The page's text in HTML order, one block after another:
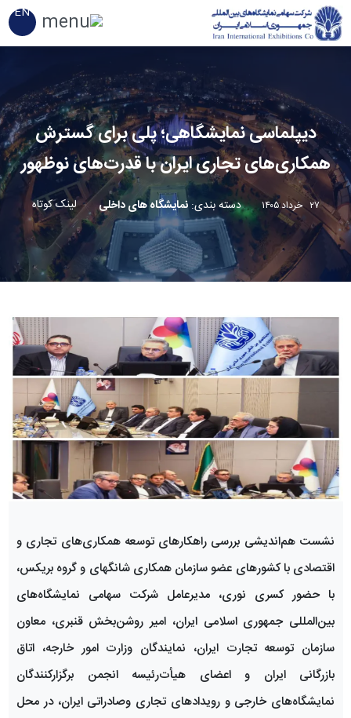
EN
دیپلماسی نمایشگاهی؛ پلی برای گسترش
همکاری‌های تجاری ایران با قدرت‌های نوظهور
۲۷ خرداد ۱۴۰۵ دسته بندی:نمایشگاه های داخلی لینک کوتاه
نشست هم‌اندیشی بررسی راهکارهای توسعه همکاری‌های تجاری و
اقتصادی با کشورهای عضو سازمان همکاری شانگهای و گروه بریکس،
با حضور کسری نوری، مدیرعامل شرکت سهامی نمایشگاه‌های
بین‌المللی جمهوری اسلامی ایران، امیر روشن‌بخش قنبری، معاون
سازمان توسعه تجارت ایران، نمایندگان وزارت امور خارجه، اتاق
بازرگانی ایران و اعضای هیأت‌رئیسه انجمن برگزارکنندگان
نمایشگاه‌های خارجی و رویدادهای تجاری وصادراتی ایران، در محل